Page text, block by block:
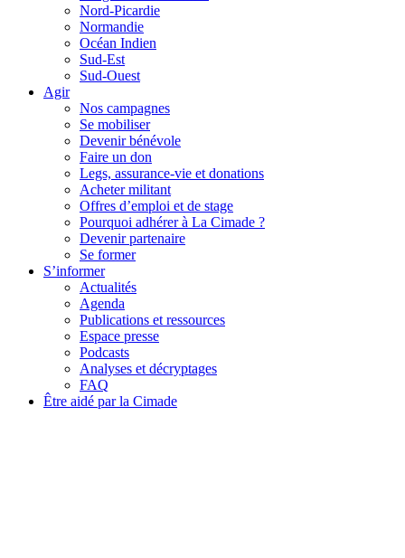
Nord-Picardie
Normandie
Océan Indien
Sud-Est
Sud-Ouest
Agir
Nos campagnes
Se mobiliser
Devenir bénévole
Faire un don
Legs, assurance-vie et donations
Acheter militant
Offres d’emploi et de stage
Pourquoi adhérer à La Cimade ?
Devenir partenaire
Se former
S’informer
Actualités
Agenda
Publications et ressources
Espace presse
Podcasts
Analyses et décryptages
FAQ
Être aidé par la Cimade